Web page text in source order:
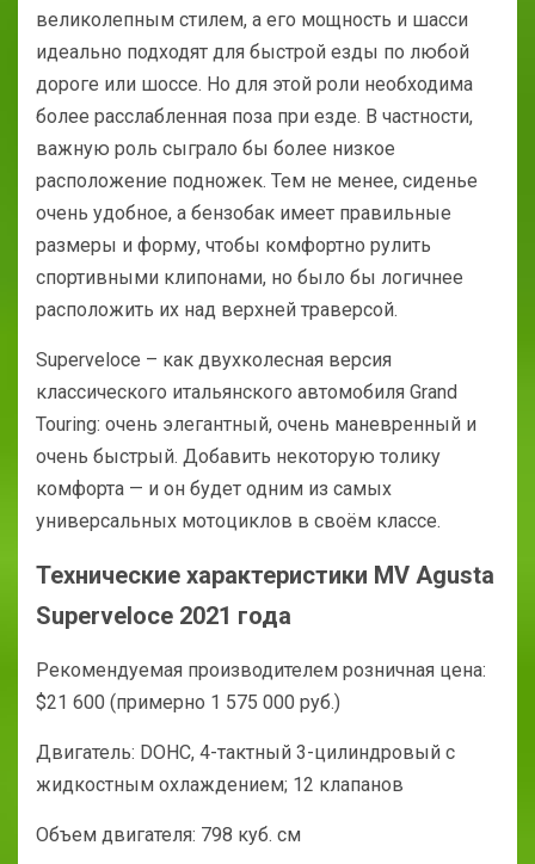
великолепным стилем, а его мощность и шасси
идеально подходят для быстрой езды по любой
дороге или шоссе. Но для этой роли необходима
более расслабленная поза при езде. В частности,
важную роль сыграло бы более низкое
расположение подножек. Тем не менее, сиденье
очень удобное, а бензобак имеет правильные
размеры и форму, чтобы комфортно рулить
спортивными клипонами, но было бы логичнее
расположить их над верхней траверсой.
Superveloce – как двухколесная версия
классического итальянского автомобиля Grand
Touring: очень элегантный, очень маневренный и
очень быстрый. Добавить некоторую толику
комфорта — и он будет одним из самых
универсальных мотоциклов в своём классе.
Технические характеристики MV Agusta
Superveloce 2021 года
Рекомендуемая производителем розничная цена:
$21 600 (примерно 1 575 000 руб.)
Двигатель: DOHC, 4-тактный 3-цилиндровый с
жидкостным охлаждением; 12 клапанов
Объем двигателя: 798 куб. см